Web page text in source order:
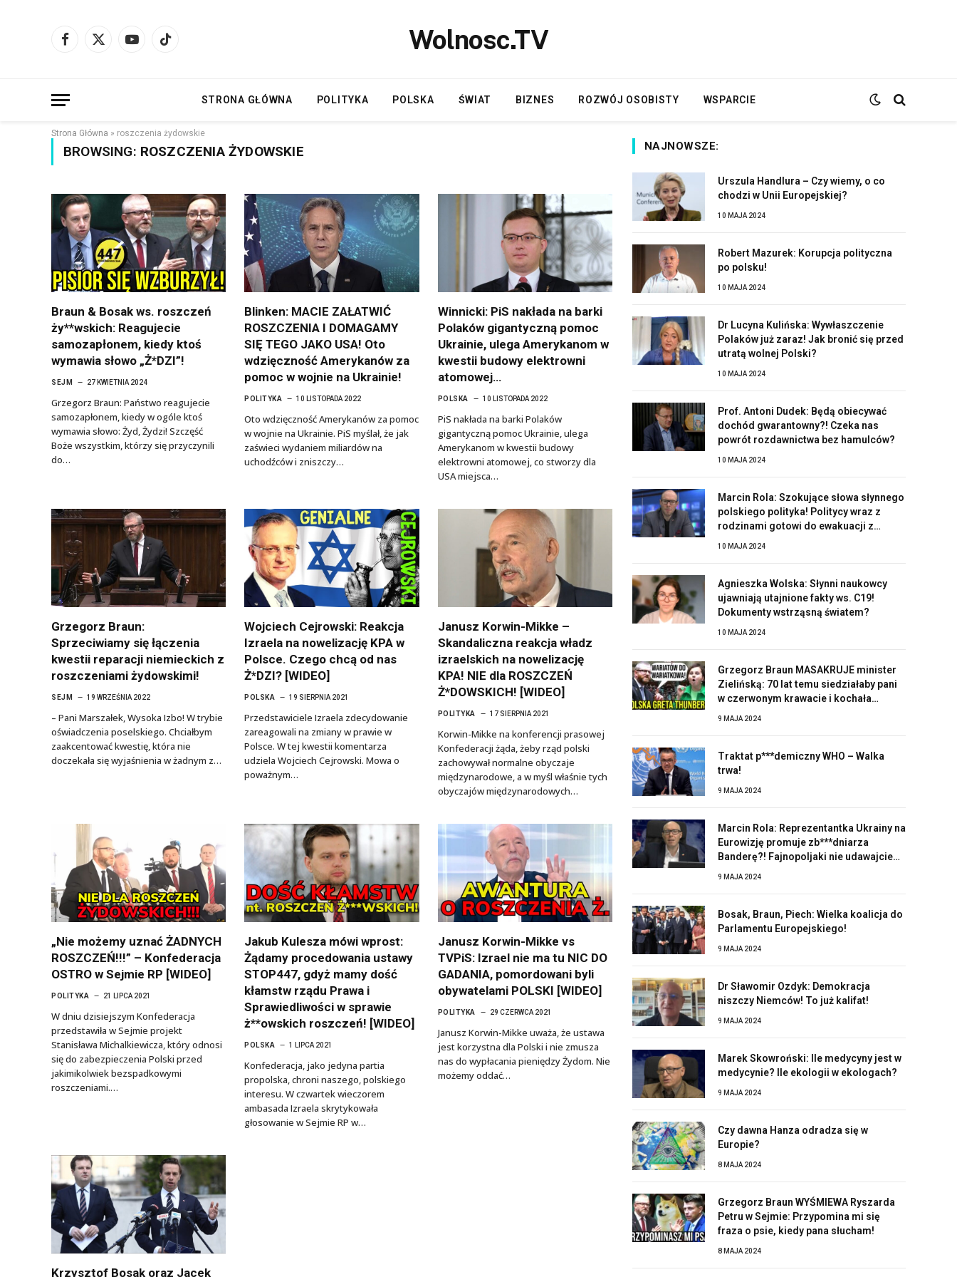
Facebook
X
YouTubeTikTok Wolnosc.TV
STRONA GŁÓWNA POLITYKA POLSKA ŚWIAT BIZNES ROZWÓJ OSOBISTY WSPARCIE
Strona Główna » roszczenia żydowskie
BROWSING: ROSZCZENIA ŻYDOWSKIE
Braun & Bosak ws. roszczeń
ży**wskich: Reagujecie
samozapłonem, kiedy ktoś
wymawia słowo „Ż*DZI”!
SEJM 27 KWIETNIA 2024
Grzegorz Braun: Państwo reagujecie
samozapłonem, kiedy w ogóle ktoś
wymawia słowo: Żyd, Żydzi! Szczęść
Boże wszystkim, którzy się przyczynili
do…
Blinken: MACIE ZAŁATWIĆ
ROSZCZENIA I DOMAGAMY
SIĘ TEGO JAKO USA! Oto
wdzięczność Amerykanów za
pomoc w wojnie na Ukrainie!
POLITYKA 10 LISTOPADA 2022
Oto wdzięczność Amerykanów za pomoc
w wojnie na Ukrainie. PiS myślał, że jak
zaświeci wydaniem miliardów na
uchodźców i zniszczy…
Winnicki: PiS nakłada na barki
Polaków gigantyczną pomoc
Ukrainie, ulega Amerykanom w
kwestii budowy elektrowni
atomowej…
POLSKA 10 LISTOPADA 2022
PiS nakłada na barki Polaków
gigantyczną pomoc Ukrainie, ulega
Amerykanom w kwestii budowy
elektrowni atomowej, co stworzy dla
USA miejsca…
Grzegorz Braun:
Sprzeciwiamy się łączenia
kwestii reparacji niemieckich z
roszczeniami żydowskimi!
SEJM 19 WRZEŚNIA 2022
– Pani Marszałek, Wysoka Izbo! W trybie
oświadczenia poselskiego. Chciałbym
zaakcentować kwestię, która nie
doczekała się wyjaśnienia w żadnym z…
Wojciech Cejrowski: Reakcja
Izraela na nowelizację KPA w
Polsce. Czego chcą od nas
Ż*DZI? [WIDEO]
POLSKA 19 SIERPNIA 2021
Przedstawiciele Izraela zdecydowanie
zareagowali na zmiany w prawie w
Polsce. W tej kwestii komentarza
udziela Wojciech Cejrowski. Mowa o
poważnym…
Janusz Korwin-Mikke –
Skandaliczna reakcja władz
izraelskich na nowelizację
KPA! NIE dla ROSZCZEŃ
Ż*DOWSKICH! [WIDEO]
POLITYKA 17 SIERPNIA 2021
Korwin-Mikke na konferencji prasowej
Konfederacji żąda, żeby rząd polski
zachowywał normalne obyczaje
międzynarodowe, a w myśl właśnie tych
obyczajów międzynarodowych…
„Nie możemy uznać ŻADNYCH
ROSZCZEŃ!!!” – Konfederacja
OSTRO w Sejmie RP [WIDEO]
POLITYKA 21 LIPCA 2021
W dniu dzisiejszym Konfederacja
przedstawiła w Sejmie projekt
Stanisława Michalkiewicza, który odnosi
się do zabezpieczenia Polski przed
jakimikolwiek bezspadkowymi
roszczeniami.…
Jakub Kulesza mówi wprost:
Żądamy procedowania ustawy
STOP447, gdyż mamy dość
kłamstw rządu Prawa i
Sprawiedliwości w sprawie
ż**owskich roszczeń! [WIDEO]
POLSKA 1 LIPCA 2021
Konfederacja, jako jedyna partia
propolska, chroni naszego, polskiego
interesu. W czwartek wieczorem
ambasada Izraela skrytykowała
głosowanie w Sejmie RP w…
Janusz Korwin-Mikke vs
TVPiS: Izrael nie ma tu NIC DO
GADANIA, pomordowani byli
obywatelami POLSKI [WIDEO]
POLITYKA 29 CZERWCA 2021
Janusz Korwin-Mikke uważa, że ustawa
jest korzystna dla Polski i nie zmusza
nas do wypłacania pieniędzy Żydom. Nie
możemy oddać…
Krzysztof Bosak oraz Jacek
NAJNOWSZE:
Urszula Handlura – Czy wiemy, o co
chodzi w Unii Europejskiej?
10 MAJA 2024
Robert Mazurek: Korupcja polityczna
po polsku!
10 MAJA 2024
Dr Lucyna Kulińska: Wywłaszczenie
Polaków już zaraz! Jak bronić się przed
utratą wolnej Polski?
10 MAJA 2024
Prof. Antoni Dudek: Będą obiecywać
dochód gwarantowny?! Czeka nas
powrót rozdawnictwa bez hamulców?
10 MAJA 2024
Marcin Rola: Szokujące słowa słynnego
polskiego polityka! Politycy wraz z
rodzinami gotowi do ewakuacji z
10 MAJA 2024
Agnieszka Wolska: Słynni naukowcy
ujawniają utajnione fakty ws. C19!
Dokumenty wstrząsną światem?
10 MAJA 2024
Grzegorz Braun MASAKRUJE minister
Zielińską: 70 lat temu siedziałaby pani
w czerwonym krawacie i kochała
9 MAJA 2024
Traktat p***demiczny WHO – Walka
trwa!
9 MAJA 2024
Marcin Rola: Reprezentantka Ukrainy na
Eurowizję promuje zb***dniarza
Banderę?! Fajnopoljaki nie udawajcie
9 MAJA 2024
Bosak, Braun, Piech: Wielka koalicja do
Parlamentu Europejskiego!
9 MAJA 2024
Dr Sławomir Ozdyk: Demokracja
niszczy Niemców! To już kalifat!
9 MAJA 2024
Marek Skowroński: Ile medycyny jest w
medycynie? Ile ekologii w ekologach?
9 MAJA 2024
Czy dawna Hanza odradza się w
Europie?
8 MAJA 2024
Grzegorz Braun WYŚMIEWA Ryszarda
Petru w Sejmie: Przypomina mi się
fraza o psie, kiedy pana słucham!
8 MAJA 2024